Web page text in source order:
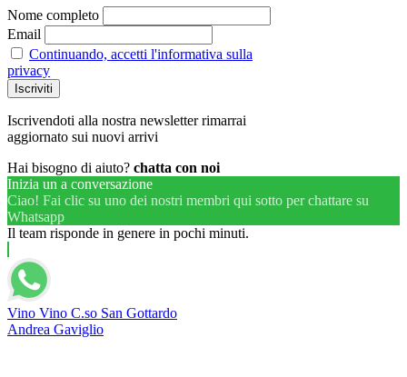
Nome completo
Email
Continuando, accetti l'informativa sulla
privacy
Iscrivendoti alla nostra newsletter rimarrai
aggiornato sui nuovi arrivi
Hai bisogno di aiuto? chatta con noi
Inizia un a conversazione
Ciao! Fai clic su uno dei nostri membri qui sotto per chattare su
Whatsapp
Il team risponde in genere in pochi minuti.
Vino Vino C.so San Gottardo
Andrea Gaviglio